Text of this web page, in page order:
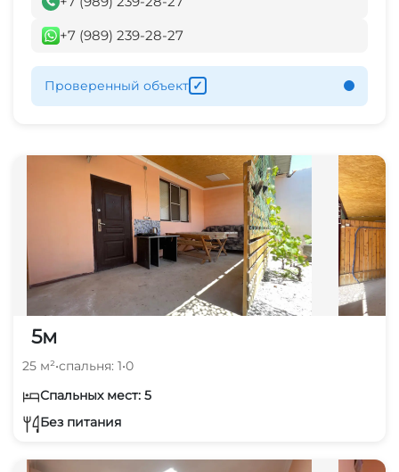
+7 (989) 239-28-27
Проверенный объект ✓
5м
25 м²•спальня: 1•0
Спальных мест: 5
Без питания